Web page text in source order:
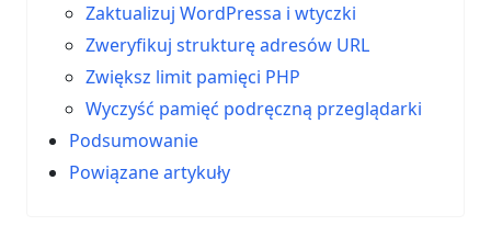
Zaktualizuj WordPressa i wtyczki
Zweryfikuj strukturę adresów URL
Zwiększ limit pamięci PHP
Wyczyść pamięć podręczną przeglądarki
Podsumowanie
Powiązane artykuły